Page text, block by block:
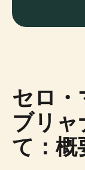
セロ
ブリ
て：概